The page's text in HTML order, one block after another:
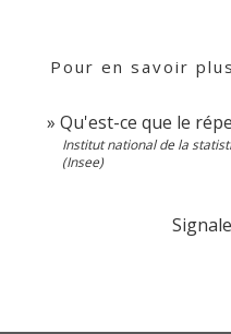
Pour en savoir plus
Qu'est-ce que le
Institut national de la
(Insee)